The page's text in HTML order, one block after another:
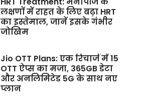
लक्षणों में राहत के लिए बढ़ा HRT
का इस्तेमाल, जानें इसके गंभीर
जोखिम
Jio OTT Plans: एक रिचार्ज में 15
OTT ऐप्स का मजा, 365GB डेटा
और अनलिमिटेड 5G के साथ नए
प्लान